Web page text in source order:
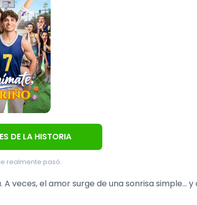
DE LA HISTORIA
realmente pasó.
veces, el amor surge de una sonrisa simple… y